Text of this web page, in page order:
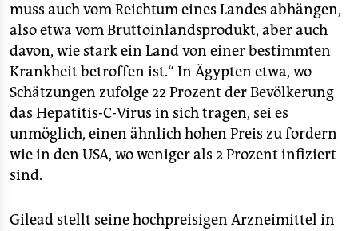
muss auch vom Reichtum eines Landes abhängen,
also etwa vom Bruttoinlandsprodukt, aber auch
davon, wie stark ein Land von einer bestimmten
Krankheit betroffen ist.“ In Ägypten etwa, wo
Schätzungen zufolge 22 Prozent der Bevölkerung
das Hepatitis-C-Virus in sich tragen, sei es
unmöglich, einen ähnlich hohen Preis zu fordern
wie in den USA, wo weniger als 2 Prozent infiziert
sind.
Gilead stellt seine hochpreisigen Arzneimittel in